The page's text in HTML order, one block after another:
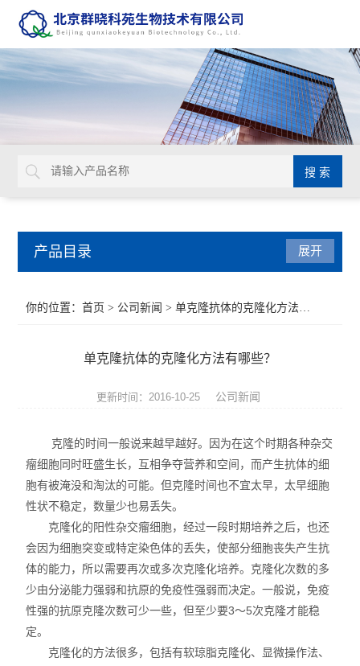
产品目录
Bovogen胎牛血清等动物源产品
NviGen磁性纳米颗粒
nanomyp纳米类材料
Ludger糖基化分析和检测产品
展开
你的位置：首页 > 公司新闻 > 单克隆抗体的克隆化方法有哪些？
单克隆抗体的克隆化方法有哪些？
更新时间：2016-10-25 公司新闻
克隆的时间一般说来越早越好。因为在这个时期各种杂交
瘤细胞同时旺盛生长，互相争夺营养和空间，而产生抗体的细
胞有被淹没和淘汰的可能。但克隆时间也不宜太早，太早细胞
性状不稳定，数量少也易丢失。
克隆化的阳性杂交瘤细胞，经过一段时期培养之后，也还
会因为细胞突变或特定染色体的丢失，使部分细胞丧失产生抗
体的能力，所以需要再次或多次克隆化培养。克隆化次数的多
少由分泌能力强弱和抗原的免疫性强弱而决定。一般说，免疫
性强的抗原克隆次数可少一些，但至少要3～5次克隆才能稳
定。
克隆化的方法很多，包括有软琼脂克隆化、显微操作法、